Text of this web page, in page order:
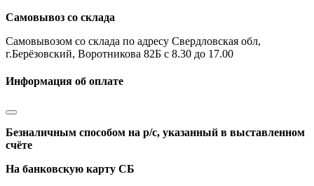
Самовывоз со склада
Самовывозом со склада по адресу Свердловская обл,
г.Берёзовский, Воротникова 82Б с 8.30 до 17.00
Информация об оплате
Безналичным способом на р/с, указанный в выставленном
счёте
На банковскую карту СБ